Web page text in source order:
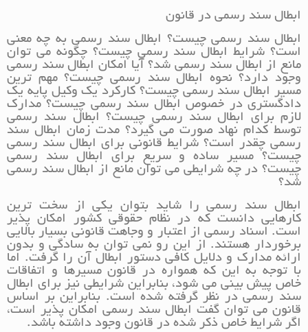
ابطال سند رسمی در قانون
ابطال سند رسمی چیست؟ ابطال سند رسمی به چه معنی
است؟ شرایط ابطال سند رسمی چیست؟ چگونه می توان
مانع از ابطال سند رسمی شد؟ آیا امکان ابطال سند رسمی
وجود دارد؟ نحوه ابطال سند رسمی چیست؟ مهم ترین
مسیر ابطال سند رسمی چیست؟ کارکرد یک وکیل پایه یک
دادگستری در خصوص ابطال سند رسمی چیست؟ مدارک
لازم برای ابطال سند رسمی چیست؟ ابطال سند رسمی
توسط کدام نهاد صورت می گیرد؟ مدت زمان ابطال سند
رسمی چقدر است؟ شرایط قانونی برای ابطال سند رسمی
چیست؟ مسیر ساده و سریع برای ابطال سند رسمی
چیست؟ در چه شرایطی می توان مانع از ابطال سند رسمی
شد؟
ابطال سند رسمی را شاید بتوان یکی از سخت ترین
کارهایی دانست که در نظام حقوقی کشور امکان پذیر
است. اسناد رسمی از اعتبار و وجاهت قانونی بسیار بالایی
برخوردار هستند. از این رو نمی توان به سادگی و بدون
ارائه مدارک و دلایل کافی دستور ابطال آن را گرفت. اما
با توجه به این که همواره در قانون مسیرها و اتفاقات
خاص پیش بینی می شود، بنابراین شرایطی نیز برای ابطال
سند رسمی در نظر گرفته شده است. بنابراین بر اساس
قانون می توان گفت ابطال سند رسمی امکان پذیر است،
اگر شرایط خاص ذکر شده در قانون وجود داشته باشد.